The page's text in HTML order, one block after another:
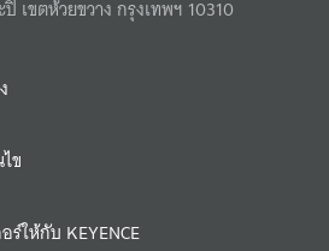
เขตห้วยขวาง กรุงเทพฯ 10310
ข
ให้กับ KEYENCE